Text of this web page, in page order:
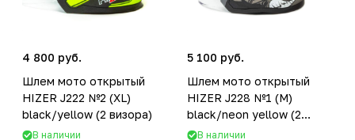
4 800 руб.
Шлем мото открытый
HIZER J222 №2 (XL)
black/yellow (2 визора)
В наличии
5 100 руб.
Шлем мото открытый
HIZER J228 №1 (M)
black/neon yellow (2
визора)
В наличии